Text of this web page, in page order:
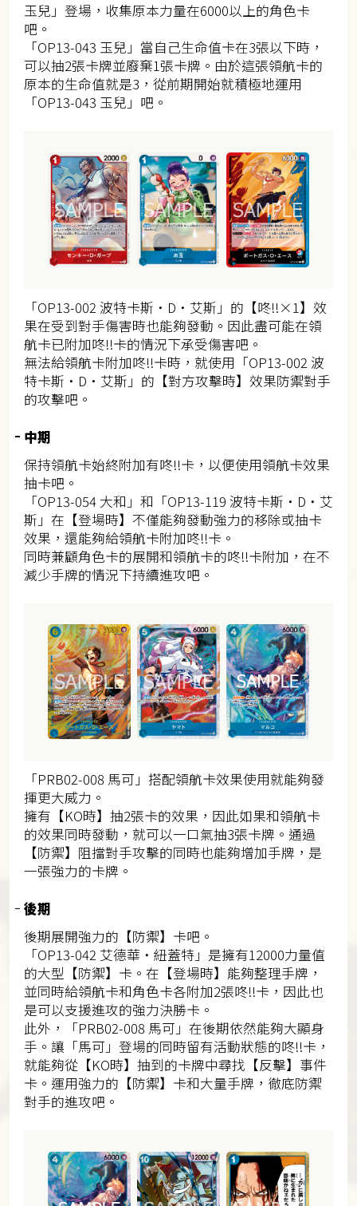
玉兒」登場，收集原本力量在6000以上的角色卡
吧。
「OP13-043 玉兒」當自己生命值卡在3張以下時，
可以抽2張卡牌並廢棄1張卡牌。由於這張領航卡的
原本的生命值就是3，從前期開始就積極地運用
「OP13-043 玉兒」吧。
「OP13-002 波特卡斯・D・艾斯」的【咚‼×1】效
果在受到對手傷害時也能夠發動。因此盡可能在領
航卡已附加咚!!卡的情況下承受傷害吧。
無法給領航卡附加咚!!卡時，就使用「OP13-002 波
特卡斯・D・艾斯」的【對方攻擊時】效果防禦對手
的攻擊吧。
中期
保持領航卡始終附加有咚!!卡，以便使用領航卡效果
抽卡吧。
「OP13-054 大和」和「OP13-119 波特卡斯・D・艾
斯」在【登場時】不僅能夠發動強力的移除或抽卡
效果，還能夠給領航卡附加咚!!卡。
同時兼顧角色卡的展開和領航卡的咚!!卡附加，在不
減少手牌的情況下持續進攻吧。
「PRB02-008 馬可」搭配領航卡效果使用就能夠發
揮更大威力。
擁有【KO時】抽2張卡的效果，因此如果和領航卡
的效果同時發動，就可以一口氣抽3張卡牌。通過
【防禦】阻擋對手攻擊的同時也能夠增加手牌，是
一張強力的卡牌。
後期
後期展開強力的【防禦】卡吧。
「OP13-042 艾德華・紐蓋特」是擁有12000力量值
的大型【防禦】卡。在【登場時】能夠整理手牌，
並同時給領航卡和角色卡各附加2張咚!!卡，因此也
是可以支援進攻的強力決勝卡。
此外，「PRB02-008 馬可」在後期依然能夠大顯身
手。讓「馬可」登場的同時留有活動狀態的咚!!卡，
就能夠從【KO時】抽到的卡牌中尋找【反擊】事件
卡。運用強力的【防禦】卡和大量手牌，徹底防禦
對手的進攻吧。